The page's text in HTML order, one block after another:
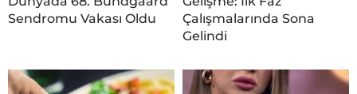
Sendromu Vakası Oldu
Çalışmalarında Sona
Gelindi